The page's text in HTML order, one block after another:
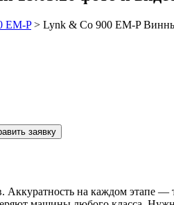
EM-P > Lynk & Co 900 EM-P
на каждом этапе —